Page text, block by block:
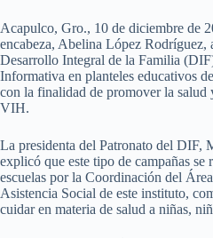
Acapulco, Gro., 10 de diciembre de
encabeza, Abelina López Rodríguez,
Desarrollo Integral de la Familia
Informativa en planteles educativos
con la finalidad de promover la salud
VIH.
La presidenta del Patronato del DIF,
explicó que este tipo de campañas se
escuelas por la Coordinación del
Asistencia Social de este instituto,
cuidar en materia de salud a niñas,